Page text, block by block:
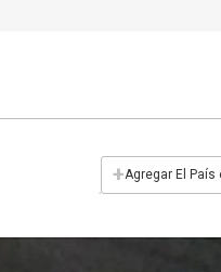
+Agregar El País